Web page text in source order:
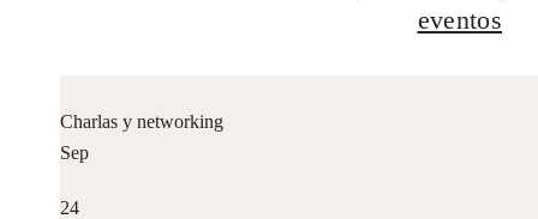
eventos
Charlas y networking
Sep
24